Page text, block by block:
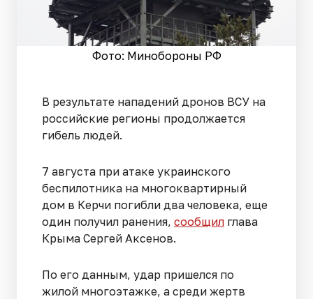
Фото: Минобороны РФ
В результате нападений дронов ВСУ на
российские регионы продолжается
гибель людей.
7 августа при атаке украинского
беспилотника на многоквартирный
дом в Керчи погибли два человека, еще
один получил ранения, сообщил глава
Крыма Сергей Аксенов.
По его данным, удар пришелся по
жилой многоэтажке, а среди жертв